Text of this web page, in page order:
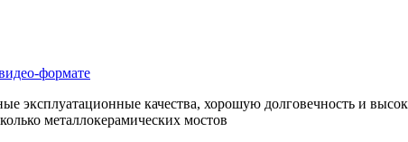
формате
эксплуатационные качества, хорошую долговечность и
металлокерамических мостов